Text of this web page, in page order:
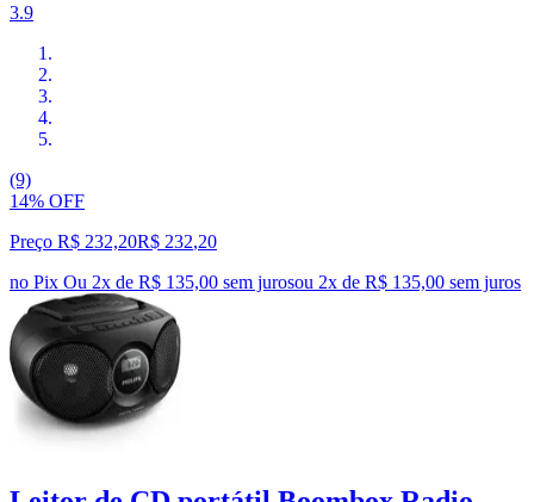
3.9
(9)
14% OFF
Preço R$ 232,20R$ 232,20
no Pix Ou 2x de R$ 135,00 sem jurosou 2x de R$ 135,00 sem juros